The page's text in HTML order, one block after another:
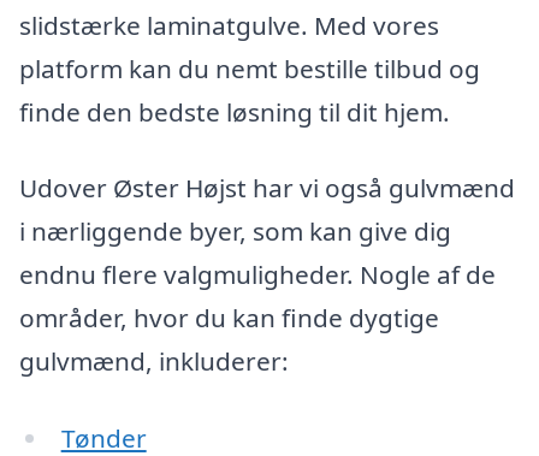
slidstærke laminatgulve. Med vores
platform kan du nemt bestille tilbud og
finde den bedste løsning til dit hjem.
Udover Øster Højst har vi også gulvmænd
i nærliggende byer, som kan give dig
endnu flere valgmuligheder. Nogle af de
områder, hvor du kan finde dygtige
gulvmænd, inkluderer:
Tønder